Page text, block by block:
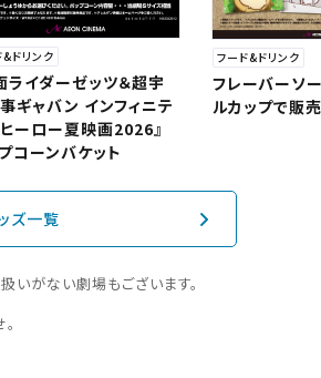
&ドリンク
ライダーゼッツ＆超宇
ギャバン インフィニテ
ーロー夏映画2026』
コーンバケット
フード&ドリンク
フレーバーソ
ルカップで販
ズ一覧
いがない劇場もございます。